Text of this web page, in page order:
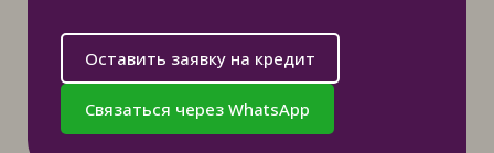
Оставить заявку на кредит
Связаться через WhatsApp